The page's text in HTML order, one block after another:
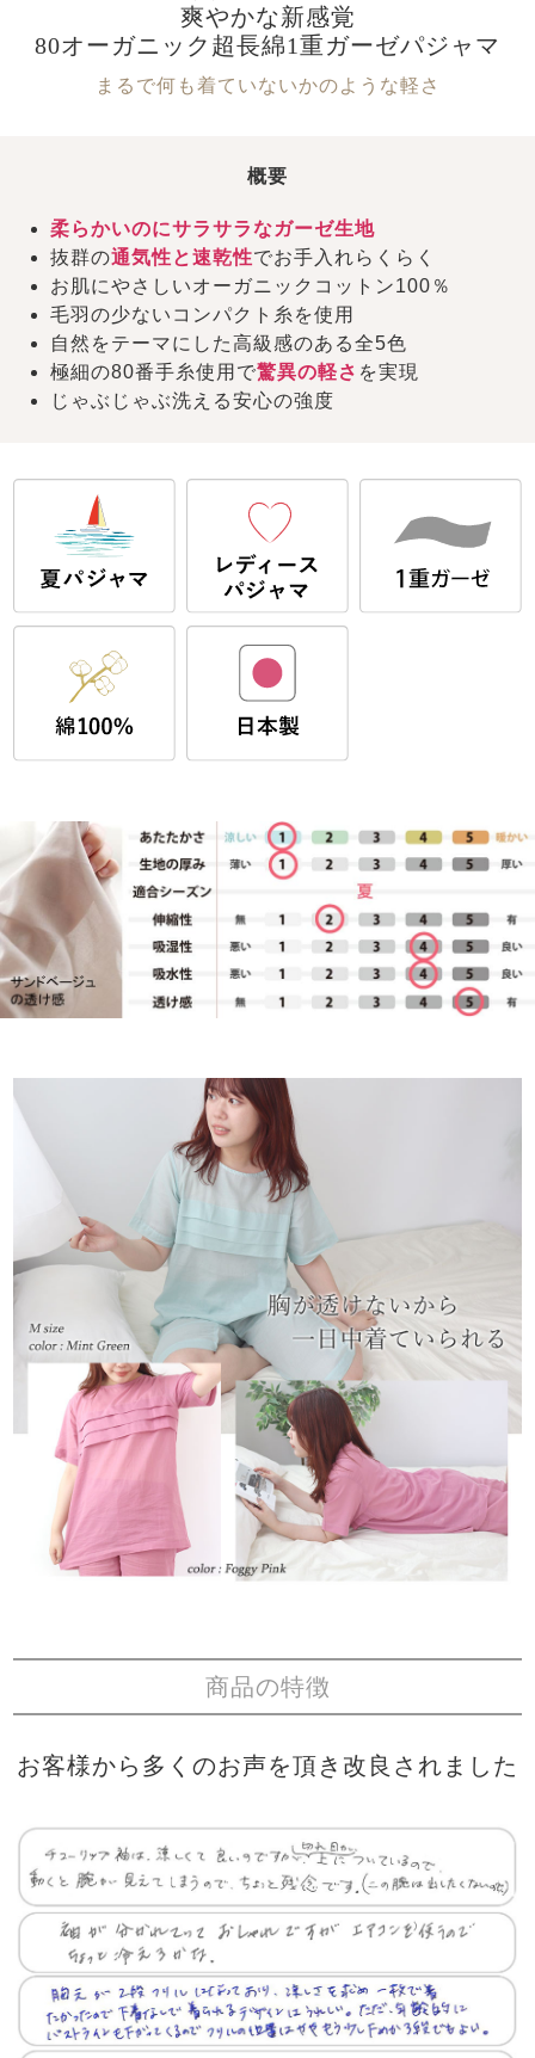
爽やかな新感覚
80オーガニック超長綿1重ガーゼパジャマ
まるで何も着ていないかのような軽さ
概要
柔らかいのにサラサラなガーゼ生地
抜群の通気性と速乾性でお手入れらくらく
お肌にやさしいオーガニックコットン100％
毛羽の少ないコンパクト糸を使用
自然をテーマにした高級感のある全5色
極細の80番手糸使用で驚異の軽さ を実現
じゃぶじゃぶ洗える安心の強度
商品の特徴
お客様から多くのお声を頂き改良されました